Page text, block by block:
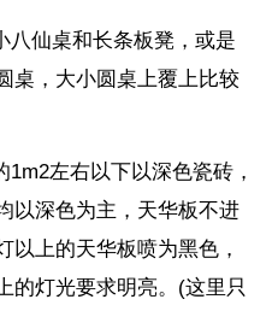
八仙桌和长条板凳，或是
桌，大小圆桌上覆上比较
左右以下以深色瓷砖，
以深色为主，天华板不进
以上的天华板喷为黑色，
的灯光要求明亮。(这里只